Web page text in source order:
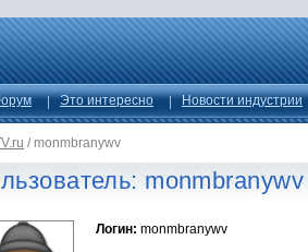
Это интересно Новости индустрии
/ monmbranywv
monmbranywv
Логин: monmbranywv